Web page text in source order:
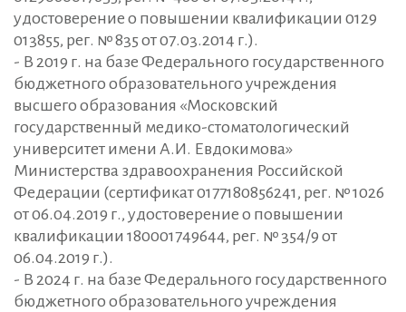
удостоверение о повышении квалификации 0129
013855, рег. № 835 от 07.03.2014 г.).
- В 2019 г. на базе Федерального государственного
бюджетного образовательного учреждения
высшего образования «Московский
государственный медико-стоматологический
университет имени А.И. Евдокимова»
Министерства здравоохранения Российской
Федерации (сертификат 0177180856241, рег. № 1026
от 06.04.2019 г., удостоверение о повышении
квалификации 180001749644, рег. № 354/9 от
06.04.2019 г.).
- В 2024 г. на базе Федерального государственного
бюджетного образовательного учреждения